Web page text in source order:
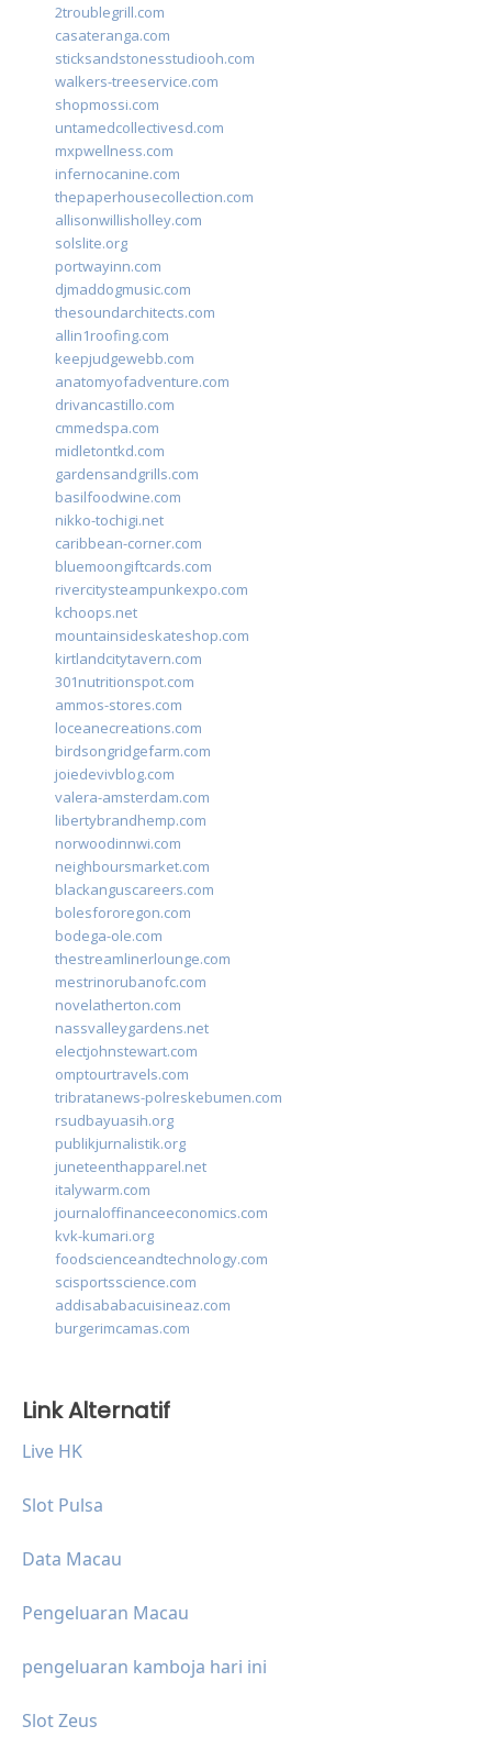
2troublegrill.com
casateranga.com
sticksandstonesstudiooh.com
walkers-treeservice.com
shopmossi.com
untamedcollectivesd.com
mxpwellness.com
infernocanine.com
thepaperhousecollection.com
allisonwillisholley.com
solslite.org
portwayinn.com
djmaddogmusic.com
thesoundarchitects.com
allin1roofing.com
keepjudgewebb.com
anatomyofadventure.com
drivancastillo.com
cmmedspa.com
midletontkd.com
gardensandgrills.com
basilfoodwine.com
nikko-tochigi.net
caribbean-corner.com
bluemoongiftcards.com
rivercitysteampunkexpo.com
kchoops.net
mountainsideskateshop.com
kirtlandcitytavern.com
301nutritionspot.com
ammos-stores.com
loceanecreations.com
birdsongridgefarm.com
joiedevivblog.com
valera-amsterdam.com
libertybrandhemp.com
norwoodinnwi.com
neighboursmarket.com
blackanguscareers.com
bolesfororegon.com
bodega-ole.com
thestreamlinerlounge.com
mestrinorubanofc.com
novelatherton.com
nassvalleygardens.net
electjohnstewart.com
omptourtravels.com
tribratanews-polreskebumen.com
rsudbayuasih.org
publikjurnalistik.org
juneteenthapparel.net
italywarm.com
journaloffinanceeconomics.com
kvk-kumari.org
foodscienceandtechnology.com
scisportsscience.com
addisababacuisineaz.com
burgerimcamas.com
Link Alternatif
Live HK
Slot Pulsa
Data Macau
Pengeluaran Macau
pengeluaran kamboja hari ini
Slot Zeus